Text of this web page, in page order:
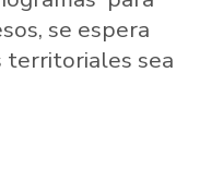
se espera
territoriales sea